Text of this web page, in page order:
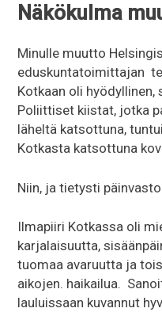
Näkökulma
Minulle muutto
eduskuntatoimittajan
Kotkaan oli
Poliittiset kiistat, jotka
läheltä katsottuna,
Kotkasta katsottuna
Niin, ja tietysti
Ilmapiiri Kotkassa oli
karjalaisuutta,
tuomaa avaruutta ja
aikojen. haikailua.
lauluissaan kuvannut